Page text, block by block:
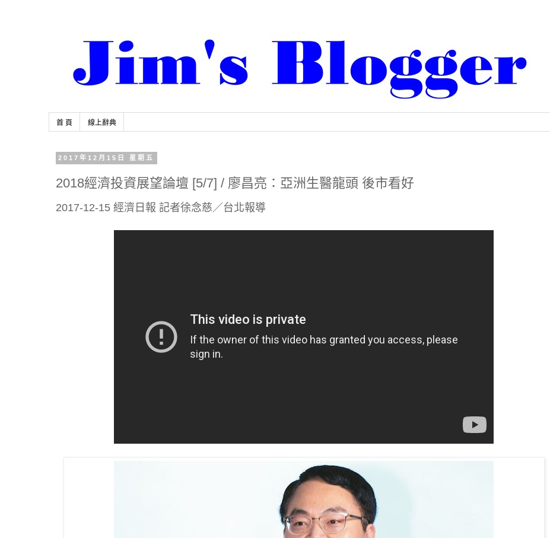
首 頁 線上辭典
2017年12月15日 星期五
2018經濟投資展望論壇 [5/7] / 廖昌亮：亞洲生醫龍頭 後市看好
2017-12-15 經濟日報 記者徐念慈／台北報導